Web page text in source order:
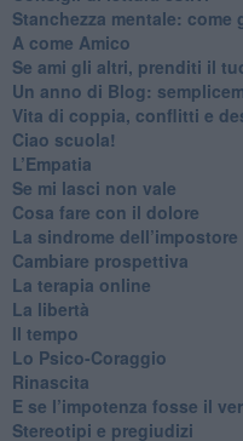
​Stanchezza mentale: come
​A come Amico
​Se ami gli altri, prenditi il
​Un anno di Blog:
​Vita di coppia, conflitti e
​Ciao scuola!
​L’Empatia
​Se mi lasci non vale
Cosa fare con il dolore
​La sindrome dell’impostore
​Cambiare prospettiva
La terapia online
La libertà
​Il tempo
​Lo Psico-Coraggio
Rinascita
​E se l’impotenza fosse il
Stereotipi e pregiudizi